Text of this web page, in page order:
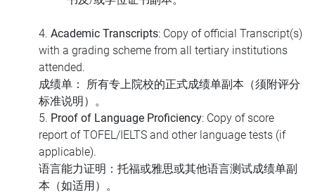
4. Academic Transcripts: Copy of official Transcript(s)
with a grading scheme from all tertiary institutions
attended.
成绩单 ： 所有专上院校的正式成绩单副本（须附评分
标准说明）。
5. Proof of Language Proficiency: Copy of score
report of TOFEL/IELTS and other language tests (if
applicable).
语言能力证明 ：托福或雅思或其他语言测试成绩单副
本（如适用）。